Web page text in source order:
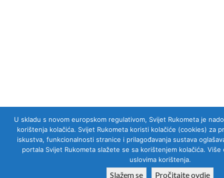
U skladu s novom europskom regulativom, Svijet Rukometa je
korištenja kolačića. Svijet Rukometa koristi kolačiće (cookies) za
iskustva, funkcionalnosti stranice i prilagođavanja sustava
portala Svijet Rukometa slažete se sa korištenjem kolačića.
uslovima korištenja.
Slažem se Pročitajte ovdje